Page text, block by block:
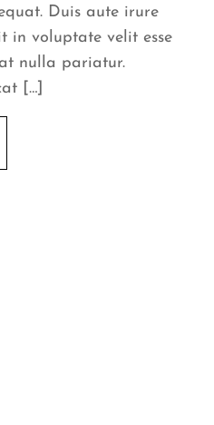
Duis aute irure
in voluptate velit esse
nulla pariatur.
[…]